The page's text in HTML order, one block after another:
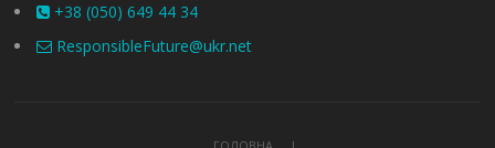
+38 (050) 649 44 34
ResponsibleFuture@ukr.net